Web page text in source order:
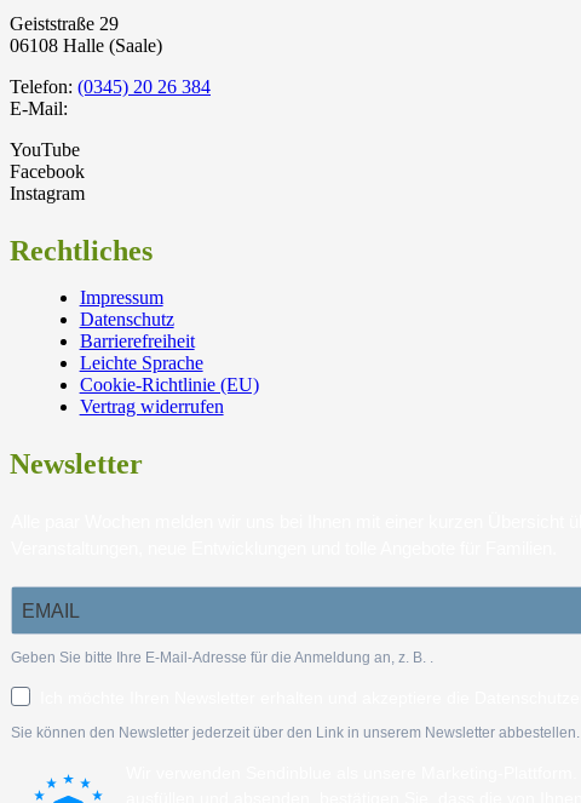
Geiststraße 29
06108 Halle (Saale)
Telefon: (0345) 20 26 384
E-Mail:
YouTube
Facebook
Instagram
Rechtliches
Impressum
Datenschutz
Barrierefreiheit
Leichte Sprache
Cookie-Richtlinie (EU)
Vertrag widerrufen
Newsletter
Geben Sie bitte Ihre E-Mail-Adresse für die Anmeldung an, z. B. .
Sie können den Newsletter jederzeit über den Link in unserem Newsletter abbestellen.